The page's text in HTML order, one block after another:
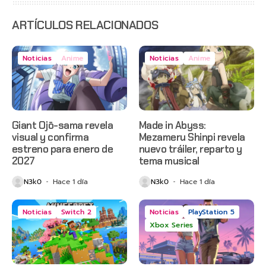
ARTÍCULOS RELACIONADOS
Noticias Anime
Giant Ojō-sama revela
visual y confirma
estreno para enero de
2027
N3k0 Hace 1 día
Noticias Anime
Made in Abyss:
Mezameru Shinpi revela
nuevo tráiler, reparto y
tema musical
N3k0 Hace 1 día
Noticias Switch 2 Noticias
PlayStation 5
Xbox Series